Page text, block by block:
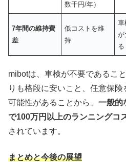
数千円/年）
7年間の維持費
差
低コストを維
持
車
が
る
mibotは、車検が不要であるこ
りも格段に安いこと、任意保
可能性があることから、 一般的
で100万円以上のランニングコ
されています。
まとめと今後の展望